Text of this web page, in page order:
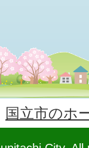
国立市のホ